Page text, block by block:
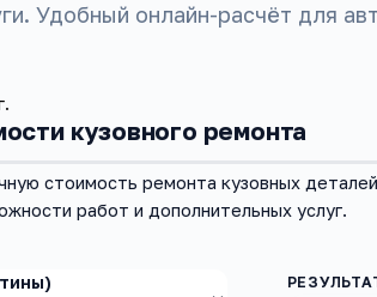
Удобный онлайн-расчёт для
кузовного ремонта
стоимость ремонта кузовных
работ и дополнительных услуг.